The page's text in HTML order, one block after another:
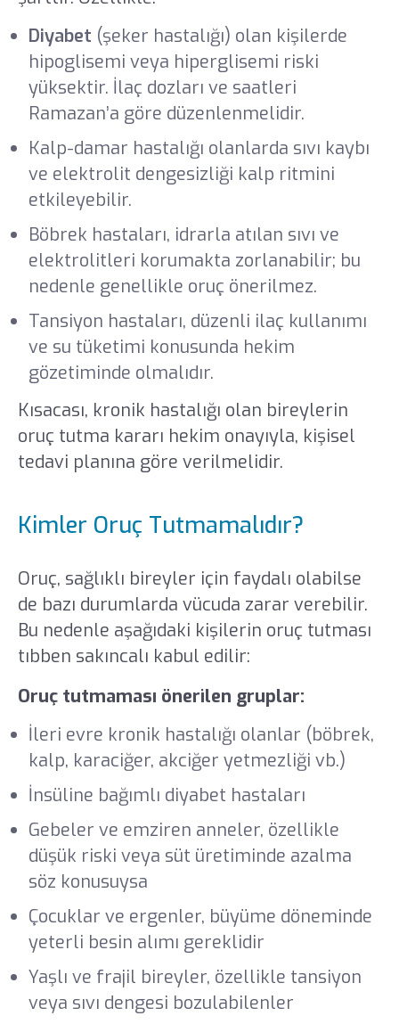
Diyabet (şeker hastalığı) olan kişilerde
hipoglisemi veya hiperglisemi riski
yüksektir. İlaç dozları ve saatleri
Ramazan’a göre düzenlenmelidir.
Kalp-damar hastalığı olanlarda sıvı kaybı
ve elektrolit dengesizliği kalp ritmini
etkileyebilir.
Böbrek hastaları, idrarla atılan sıvı ve
elektrolitleri korumakta zorlanabilir; bu
nedenle genellikle oruç önerilmez.
Tansiyon hastaları, düzenli ilaç kullanımı
ve su tüketimi konusunda hekim
gözetiminde olmalıdır.
Kısacası, kronik hastalığı olan bireylerin
oruç tutma kararı hekim onayıyla, kişisel
tedavi planına göre verilmelidir.
Kimler Oruç Tutmamalıdır?
Oruç, sağlıklı bireyler için faydalı olabilse
de bazı durumlarda vücuda zarar verebilir.
Bu nedenle aşağıdaki kişilerin oruç tutması
tıbben sakıncalı kabul edilir:
Oruç tutmaması önerilen gruplar:
İleri evre kronik hastalığı olanlar (böbrek,
kalp, karaciğer, akciğer yetmezliği vb.)
İnsüline bağımlı diyabet hastaları
Gebeler ve emziren anneler, özellikle
düşük riski veya süt üretiminde azalma
söz konusuysa
Çocuklar ve ergenler, büyüme döneminde
yeterli besin alımı gereklidir
Yaşlı ve frajil bireyler, özellikle tansiyon
veya sıvı dengesi bozulabilenler